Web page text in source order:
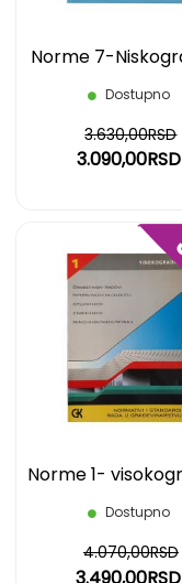
Norme 7-
Dostupno
3.090,00RSD
3.630,00RSD
Norme 1-
Dostupno
3.490,00RSD
4.070,00RSD